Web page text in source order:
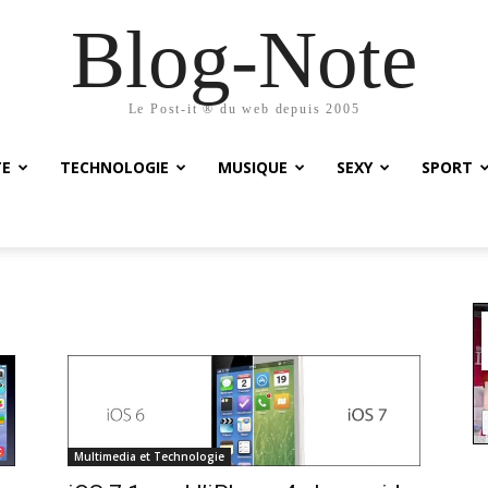
Blog-Note
Le Post-it ® du web depuis 2005
TECHNOLOGIE MUSIQUE SEXY SPORT
Multimedia et Technologie